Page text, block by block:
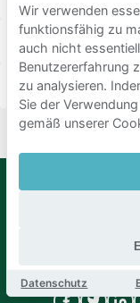
Design Museum
Groentenmarkt
Wir verwenden
funktionsfähig zu
auch nicht
Benutzererfahrung
zu analysieren.
Sie der
gemäß unserer
Datenschutz